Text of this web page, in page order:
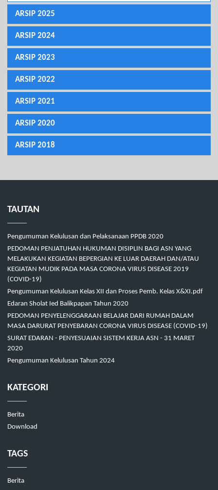
ARSIP 2025
ARSIP 2024
ARSIP 2023
ARSIP 2022
ARSIP 2021
ARSIP 2020
ARSIP 2018
TAUTAN
Pengumuman Kelulusan dan Pelaksanaan PPDB 2020
PEDOMAN PENJATUHAN HUKUMAN DISIPLIN BAGI ASN YANG
MELAKUKAN KEGIATAN BEPERGIAN KE LUAR DAERAH DAN/ATAU
KEGIATAN MUDIK PADA MASA CORONA VIRUS DISEASE 2019
(COVID-19)
Pengumuman Kelulusan Kelas XII dan Proses Pemb. Kelas X&XI.pdf
Edaran Sholat Ied Balikpapan Tahun 2020
PEDOMAN PENYELENGGARAAN BELAJAR DARI RUMAH DALAM
MASA DARURAT PENYEBARAN CORONA VIRUS DISEASE (COVID-19)
SURAT EDARAN - PENYESUAIAN SISTEM KERJA ASN - 31 MARET
2020
Pengumuman Kelulusan Tahun 2024
KATEGORI
Berita
Download
TAGS
Berita